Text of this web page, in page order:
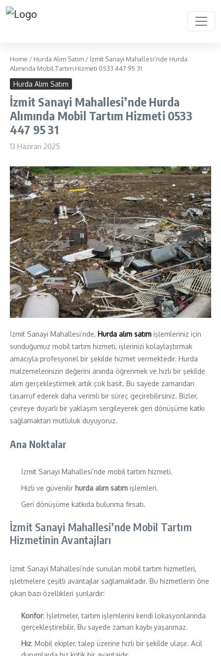
Home / Hurda Alım Satım / İzmit Sanayi Mahallesi’nde Hurda
Alımında Mobil Tartım Hizmeti 0533 447 95 31
Hurda Alım Satım
İzmit Sanayi Mahallesi’nde Hurda
Alımında Mobil Tartım Hizmeti 0533
447 95 31
13 Haziran 2025
İzmit Sanayi Mahallesi’nde, Hurda alım satım işlemleriniz için
sunduğumuz mobil tartım hizmeti, işlerinizi kolaylaştırmak
amacıyla profesyonel bir şekilde hizmet vermektedir. Hurda
malzemelerinizin değerini anında öğrenmek ve hızlı bir şekilde
alım gerçekleştirmek artık çok basit. Bu sayede zamandan
tasarruf ederek daha verimli bir süreç geçirebilirsiniz. Bizler,
çevreye duyarlı bir yaklaşım sergileyerek geri dönüşüme katkı
sağlamaktan mutluluk duyuyoruz.
Ana Noktalar
İzmit Sanayi Mahallesi’nde mobil tartım hizmeti.
Hızlı ve güvenilir hurda alım satım işlemleri.
Geri dönüşüme katkıda bulunma fırsatı.
İzmit Sanayi Mahallesi’nde Mobil Tartım
Hizmetinin Avantajları
İzmit Sanayi Mahallesi’nde sunulan mobil tartım hizmetleri,
işletmelere çeşitli avantajlar sağlamaktadır. Bu hizmetlerin öne
çıkan bazı özellikleri şunlardır:
Konfor: İşletmeler, tartım işlemlerini kendi lokasyonlarında
gerçekleştirebilir. Bu sayede zaman kaybı yaşanmaz.
Hız: Mobil ekipler, talep üzerine hızlı bir şekilde ulaşır. Acil